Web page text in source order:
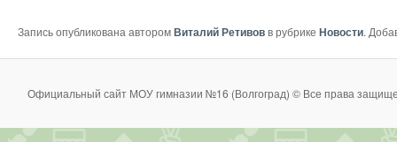
Запись опубликована авторомВиталий Ретивовв рубрике Новости.
Официальный сайт МОУ гимназии №16 (Волгоград) © Все права